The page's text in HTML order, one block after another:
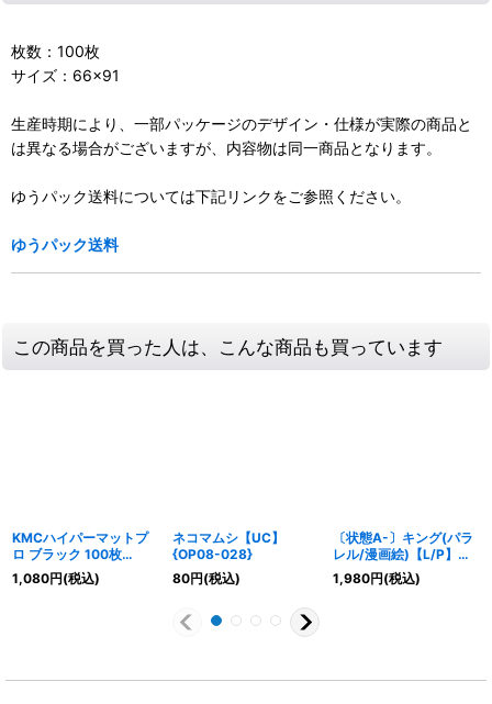
枚数：100枚
サイズ：66×91
生産時期により、一部パッケージのデザイン・仕様が実際の商品と
は異なる場合がございますが、内容物は同一商品となります。
ゆうパック送料については下記リンクをご参照ください。
ゆうパック送料
この商品を買った人は、こんな商品も買っています
KMCハイパーマットプ
ロ ブラック 100枚
(66×91)【サプライ】
{-}
1,080円(税込)
ネコマムシ【UC】
{OP08-028}
80円(税込)
〔状態A-〕キング(パラ
レル/漫画絵)【L/P】
{OP01-091}
1,980円(税込)